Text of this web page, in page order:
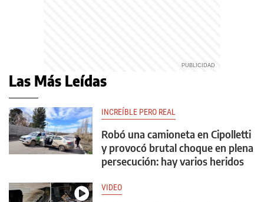
Las Más Leídas
INCREÍBLE PERO REAL
Robó una camioneta en Cipolletti
y provocó brutal choque en plena
persecución: hay varios heridos
VIDEO